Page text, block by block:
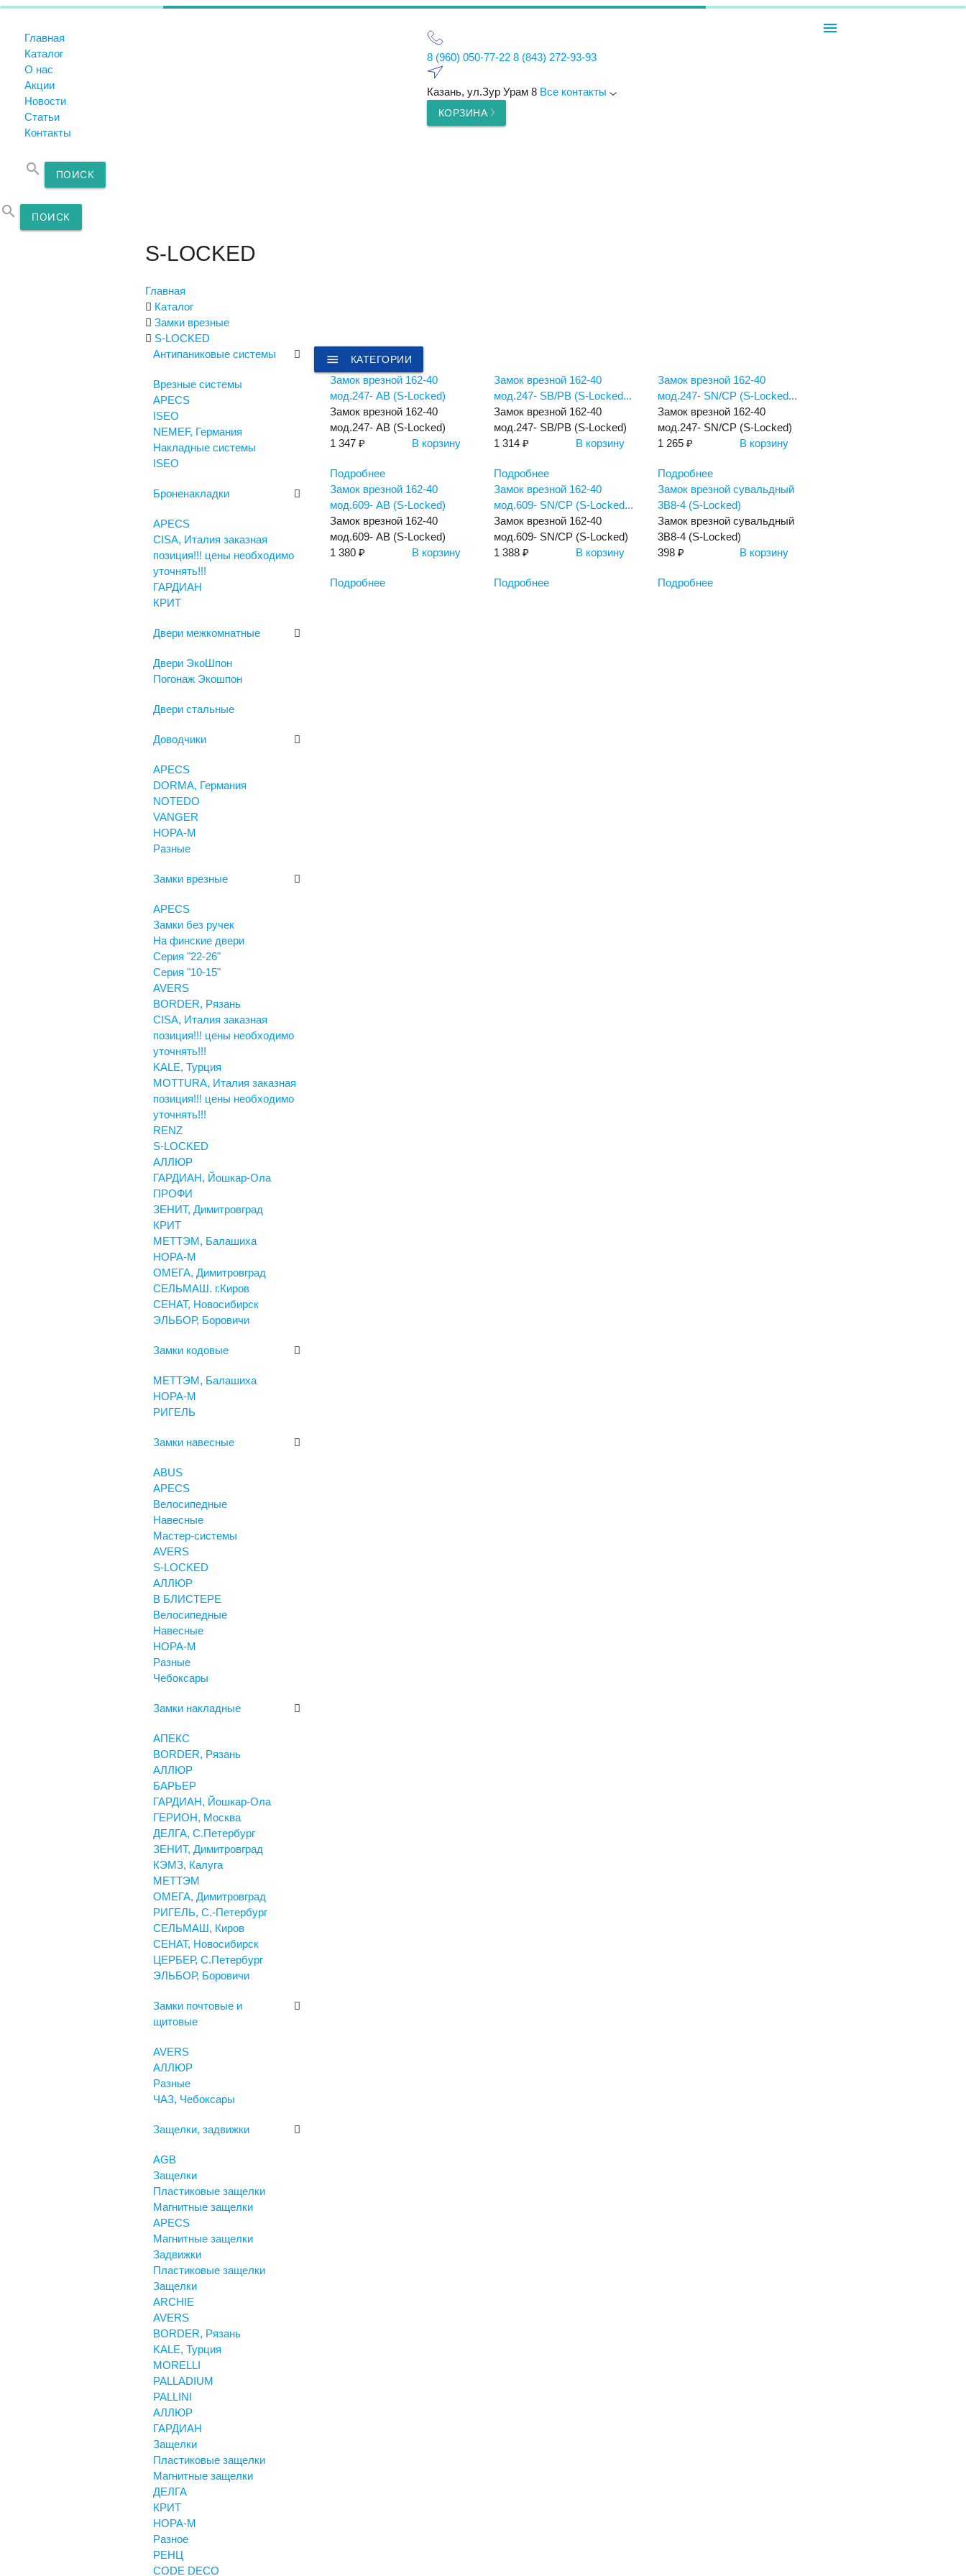
menu
Главная
Каталог
О нас
Акции
Новости
Статьи
Контакты
search ПОИСК
8 (960) 050-77-22 8 (843) 272-93-93
Казань, ул.Зур Урам 8 Все контакты
КОРЗИНА
search ПОИСК
S-LOCKED
Главная
Каталог
Замки врезные
S-LOCKED
Антипаниковые системы
Врезные системы
APECS
ISEO
NEMEF, Германия
Накладные системы
ISEO
Броненакладки
APECS
CISA, Италия заказная
позиция!!! цены необходимо
уточнять!!!
ГАРДИАН
КРИТ
Двери межкомнатные
Двери ЭкоШпон
Погонаж Экошпон
Двери стальные
Доводчики
APECS
DORMA, Германия
NOTEDO
VANGER
НОРА-М
Разные
Замки врезные
APECS
Замки без ручек
На финские двери
Серия "22-26"
Серия "10-15"
AVERS
BORDER, Рязань
CISA, Италия заказная
позиция!!! цены необходимо
уточнять!!!
KALE, Турция
MOTTURA, Италия заказная
позиция!!! цены необходимо
уточнять!!!
RENZ
S-LOCKED
АЛЛЮР
ГАРДИАН, Йошкар-Ола
ПРОФИ
ЗЕНИТ, Димитровград
КРИТ
МЕТТЭМ, Балашиха
НОРА-М
ОМЕГА, Димитровград
СЕЛЬМАШ. г.Киров
СЕНАТ, Новосибирск
ЭЛЬБОР, Боровичи
Замки кодовые
МЕТТЭМ, Балашиха
НОРА-М
РИГЕЛЬ
Замки навесные
ABUS
APECS
Велосипедные
Навесные
Мастер-системы
AVERS
S-LOCKED
АЛЛЮР
В БЛИСТЕРЕ
Велосипедные
Навесные
НОРА-М
Разные
Чебоксары
Замки накладные
АПЕКС
BORDER, Рязань
АЛЛЮР
БАРЬЕР
ГАРДИАН, Йошкар-Ола
ГЕРИОН, Москва
ДЕЛГА, С.Петербург
ЗЕНИТ, Димитровград
КЭМЗ, Калуга
МЕТТЭМ
ОМЕГА, Димитровград
РИГЕЛЬ, С.-Петербург
СЕЛЬМАШ, Киров
СЕНАТ, Новосибирск
ЦЕРБЕР, С.Петербург
ЭЛЬБОР, Боровичи
Замки почтовые и
щитовые
AVERS
АЛЛЮР
Разные
ЧАЗ, Чебоксары
Защелки, задвижки
AGB
Защелки
Пластиковые защелки
Магнитные защелки
APECS
Магнитные защелки
Задвижки
Пластиковые защелки
Защелки
ARCHIE
AVERS
BORDER, Рязань
KALE, Турция
MORELLI
PALLADIUM
PALLINI
АЛЛЮР
ГАРДИАН
Защелки
Пластиковые защелки
Магнитные защелки
ДЕЛГА
КРИТ
НОРА-М
Разное
РЕНЦ
СODE DECO
menu КАТЕГОРИИ
Замок врезной 162-40
мод.247- AB (S-Locked)
Замок врезной 162-40
мод.247- AB (S-Locked)
1 347 ₽
В корзину
Подробнее
Замок врезной 162-40
мод.247- SB/PB (S-Locked...
Замок врезной 162-40
мод.247- SB/PB (S-Locked)
1 314 ₽
В корзину
Подробнее
Замок врезной 162-40
мод.247- SN/CP (S-Locked...
Замок врезной 162-40
мод.247- SN/CP (S-Locked)
1 265 ₽
В корзину
Подробнее
Замок врезной 162-40
мод.609- AB (S-Locked)
Замок врезной 162-40
мод.609- AB (S-Locked)
1 380 ₽
В корзину
Подробнее
Замок врезной 162-40
мод.609- SN/CP (S-Locked...
Замок врезной 162-40
мод.609- SN/CP (S-Locked)
1 388 ₽
В корзину
Подробнее
Замок врезной сувальдный
3В8-4 (S-Locked)
Замок врезной сувальдный
3В8-4 (S-Locked)
398 ₽
В корзину
Подробнее